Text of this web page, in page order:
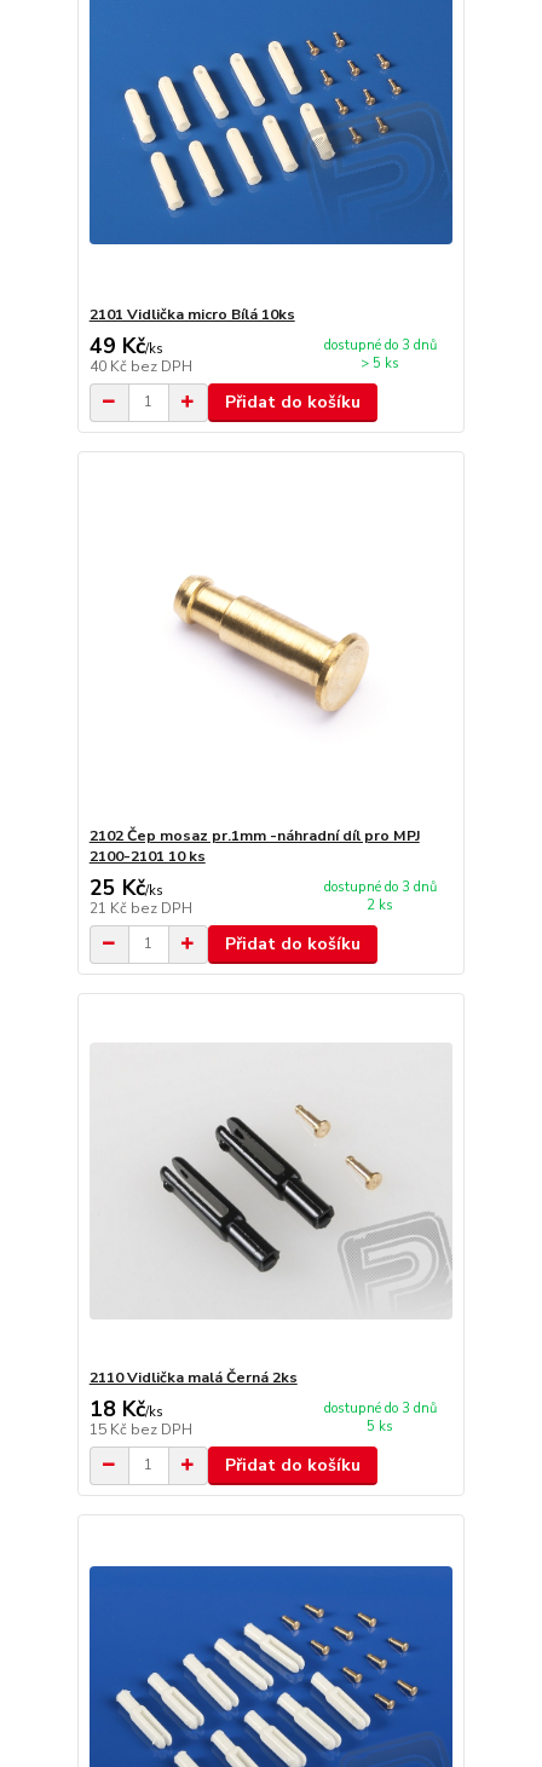
2101 Vidlička micro Bílá 10ks
49 Kč/ks
40 Kč bez DPH
dostupné do 3 dnů
> 5 ks
Přidat do košíku
2102 Čep mosaz pr.1mm -náhradní díl pro MPJ
2100-2101 10 ks
25 Kč/ks
21 Kč bez DPH
dostupné do 3 dnů
2 ks
Přidat do košíku
2110 Vidlička malá Černá 2ks
18 Kč/ks
15 Kč bez DPH
dostupné do 3 dnů
5 ks
Přidat do košíku